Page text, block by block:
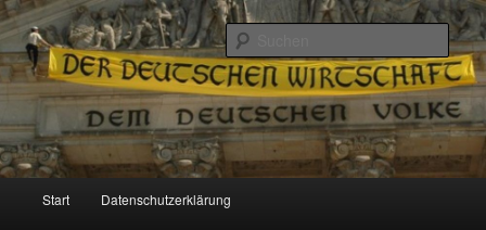
Reizzentrum
Politik, Wirtschaft, Soziales und Gesellschaft
Zum
Zum
Start Datenschutzerklärung